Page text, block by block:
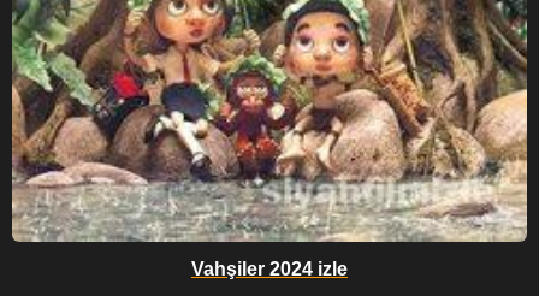
Vahşiler 2024 izle